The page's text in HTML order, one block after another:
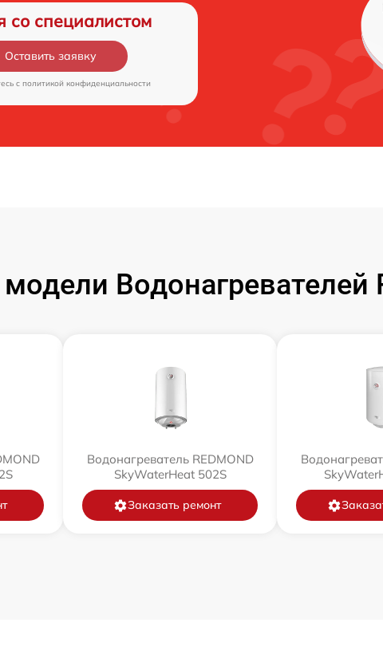
со специалистом
Оставить заявку
c политикой конфиденциальности
Водонагревателей
Водонагреватель REDMOND
SkyWaterHeat 502S
Заказать ремонт